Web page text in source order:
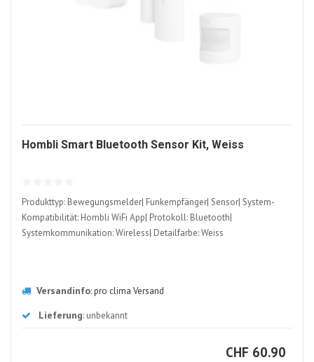
Hombli Smart Bluetooth Sensor Kit, Weiss
Produkttyp: Bewegungsmelder| Funkempfänger| Sensor| System-
Kompatibilität: Hombli WiFi App| Protokoll: Bluetooth|
Systemkommunikation: Wireless| Detailfarbe: Weiss
Versandinfo:pro clima Versand
Lieferung: unbekannt
CHF CHF
60.90